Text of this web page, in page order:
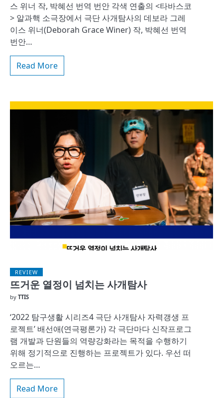
스 위너 작, 박혜선 번역 번안 각색 연출의 <타바스코
> 알과핵 소극장에서 극단 사개탐사의 데보라 그레
이스 위너(Deborah Grace Winer) 작, 박혜선 번역
번안…
Read More
REVIEW
뜨거운 열정이 넘치는 사개탐사
by TTIS
‘2022 탐구생활 시리즈4 극단 사개탐사 자력갱생 프
로젝트’ 배선애(연극평론가) 각 극단마다 신작프로그
램 개발과 단원들의 역량강화라는 목적을 수행하기
위해 정기적으로 진행하는 프로젝트가 있다. 우선 떠
오르는…
Read More